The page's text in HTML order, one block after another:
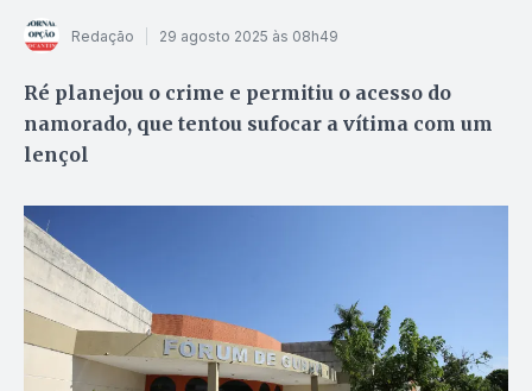
Redação 29 agosto 2025 às 08h49
Ré planejou o crime e permitiu o acesso do
namorado, que tentou sufocar a vítima com um
lençol